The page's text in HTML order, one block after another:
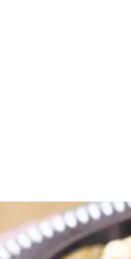
sinterklaasavond